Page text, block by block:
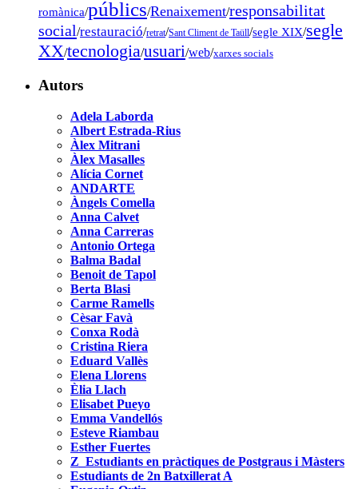
romànica/públics/Renaixement/responsabilitat
social/restauració/retrat/Sant Climent de Taüll/segle XIX/segle
XX/tecnologia/usuari/web/xarxes socials
Autors
Adela Laborda
Albert Estrada-Rius
Àlex Mitrani
Àlex Masalles
Alícia Cornet
ANDARTE
Àngels Comella
Anna Calvet
Anna Carreras
Antonio Ortega
Balma Badal
Benoit de Tapol
Berta Blasi
Carme Ramells
Cèsar Favà
Conxa Rodà
Cristina Riera
Eduard Vallès
Elena Llorens
Èlia Llach
Elisabet Pueyo
Emma Vandellós
Esteve Riambau
Esther Fuertes
Z_Estudiants en pràctiques de Postgraus i Màsters
Estudiants de 2n Batxillerat A